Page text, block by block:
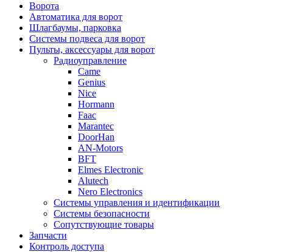
Ворота
Автоматика для ворот
Шлагбаумы, парковка
Системы подвеса для ворот
Пульты, аксессуары для ворот
Радиоуправление
Came
Genius
Nice
Hormann
Faac
Marantec
DoorHan
AN-Motors
BFT
Elmes Electronic
Alutech
Nero Electronics
Системы управления и идентификации
Системы безопасности
Сопутствующие товары
Запчасти
Контроль доступа